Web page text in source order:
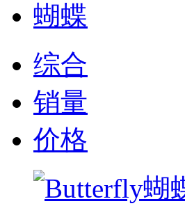
蝴蝶
综合
销量
价格